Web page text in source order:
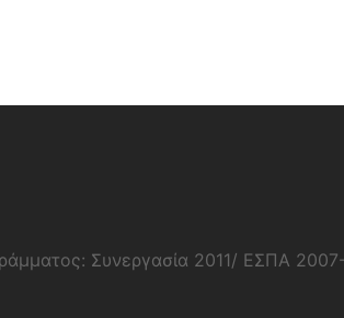
Συνεργασία 2011/ ΕΣΠΑ